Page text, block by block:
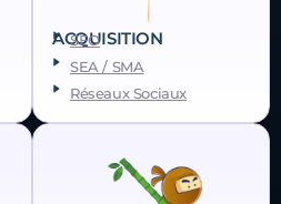
ACQUISITION
SEO
SEA / SMA
Réseaux Sociaux